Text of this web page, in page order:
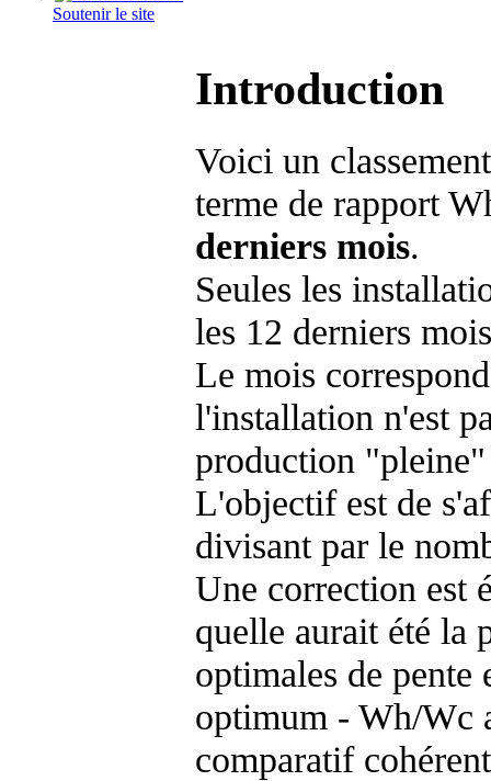
Soutenir le site
Introduction
Voici un
terme de rapport
derniers mois.
Seules les
les 12 derniers
Le mois
l'installation n'est
production "pleine"
L'objectif est de
divisant par le
Une correction est
quelle aurait été la
optimales de
optimum - Wh/Wc
comparatif